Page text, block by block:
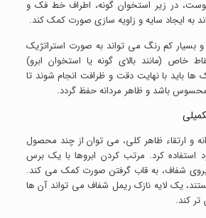
در زیر استخوان گونه، اطراف خط فک و
به ایجاد سایه و زاویه سازی صورت کمک کند.
و بسیار کم رنگ می تواند به صورت استراتژیک
خاص (مانند بالای گونه یا استخوان ابرو)
ها باید با نهایت دقت و ظرافت انجام شوند تا
باشد و ظاهر مردانه حفظ گردد.
و ارتقاء ظاهر کلی، می توان از چند محصول
کرد. مرتب کردن ابروها با یک برس
ابروی شفاف، به قاب گرفتن صورت کمک می کند.
یک لایه نازک ریمل شفاف می تواند آن ها
کند.